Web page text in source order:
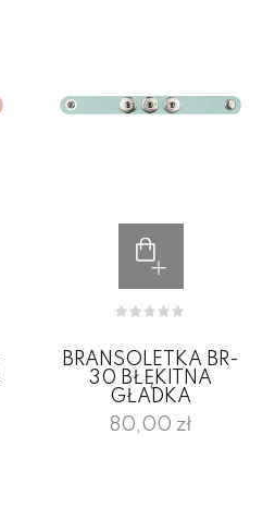
BRANSOLETKA BR-
30 BŁĘKITNA
GŁADKA
80,00 zł